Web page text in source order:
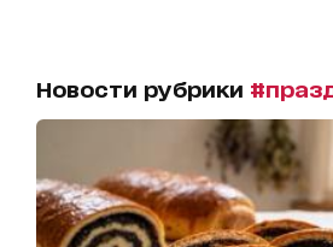
Новости рубрики